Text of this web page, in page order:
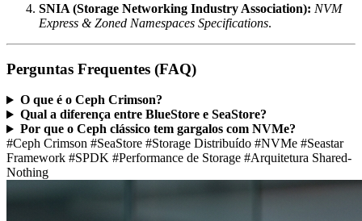
SNIA (Storage Networking Industry Association): NVM
Express & Zoned Namespaces Specifications.
Perguntas Frequentes (FAQ)
O que é o Ceph Crimson?
Qual a diferença entre BlueStore e SeaStore?
Por que o Ceph clássico tem gargalos com NVMe?
#Ceph Crimson #SeaStore #Storage Distribuído #NVMe #Seastar
Framework #SPDK #Performance de Storage #Arquitetura Shared-
Nothing